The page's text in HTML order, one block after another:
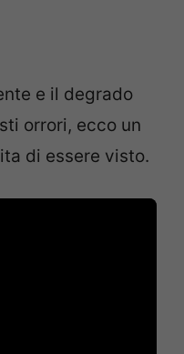
e il degrado
orrori, ecco un
di essere visto.